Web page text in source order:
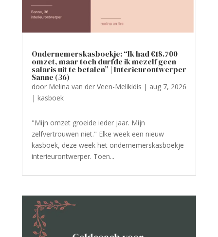
Ondernemerskasboekje: “Ik had €18.700
omzet, maar toch durfde ik mezelf geen
salaris uit te betalen” | Interieurontwerper
Sanne (36)
door Melina van der Veen-Melikidis | aug 7, 2026
| kasboek
"Mijn omzet groeide ieder jaar. Mijn
zelfvertrouwen niet." Elke week een nieuw
kasboek, deze week het ondernemerskasboekje
interieurontwerper. Toen...